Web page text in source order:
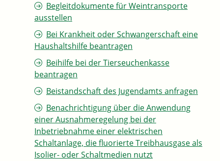
Begleitdokumente für Weintransporte
ausstellen
Bei Krankheit oder Schwangerschaft eine
Haushaltshilfe beantragen
Beihilfe bei der Tierseuchenkasse
beantragen
Beistandschaft des Jugendamts anfragen
Benachrichtigung über die Anwendung
einer Ausnahmeregelung bei der
Inbetriebnahme einer elektrischen
Schaltanlage, die fluorierte Treibhausgase als
Isolier- oder Schaltmedien nutzt